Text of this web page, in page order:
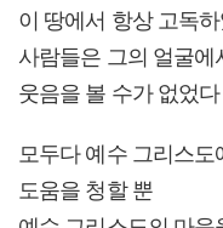
이 땅에서 항상 고독
사람들은 그의 얼굴에
웃음을 볼 수가 없었다
모두다 예수 그리스도
도움을 청할 뿐